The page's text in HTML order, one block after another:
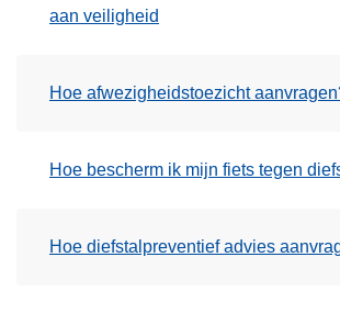
aan veiligheid
Hoe afwezigheidstoezicht
Hoe bescherm ik mijn fiets tegen
Hoe diefstalpreventief advies